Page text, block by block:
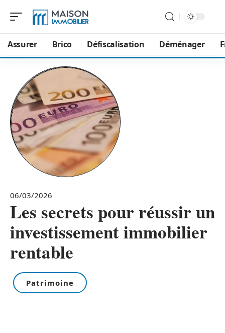
Assurer Brico Défiscalisation Déménager
06/03/2026
Les secrets pour réussir un
investissement immobilier
rentable
Patrimoine